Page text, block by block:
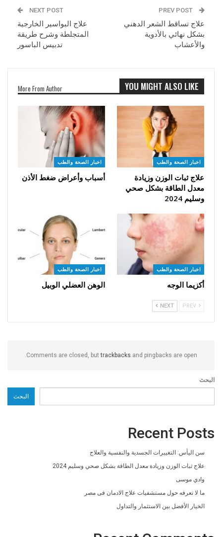
علاج تساقط الشعر الدهني
بشكل نهائي بالأدوية
والأعشاب
NEXT POST
علاج البواسير الخارجية
المتجلطة وشرح طريقة
تدبيس الباسور
YOU MIGHT ALSO LIKE
More From Author
اخبار الصحة والطب
علاج ثبات الوزن وزيادة
معدل الطاقة بشكل صحي
وسليم 2024
اخبار الصحة والطب
أسباب وأعراض ضغط الأذن
اخبار الصحة والطب
أكزيما الوجه
اخبار الصحة والطب
الوهن العضلي الوبيل
NEXT
Comments are closed, buttrackbacks and pingbacks are open.
البحث
البحث
Recent Posts
سن اليأس: التغييرات الجسدية والنفسية والعلاج
علاج ثبات الوزن وزيادة معدل الطاقة بشكل صحي وسليم 2024
وادي موسى
ما لا تعرفه حول مستشفيات علاج الادمان فى مصر
الخيار الأفضل بين الاستثمار والتداول